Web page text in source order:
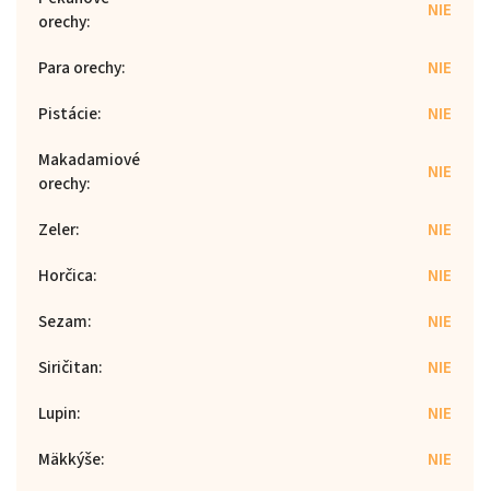
orechy: NIE
Para orechy:
NIE
Pistácie:
NIE
Makadamiové
orechy: NIE
Zeler:
NIE
Horčica:
NIE
Sezam:
NIE
Siričitan:
NIE
Lupin:
NIE
Mäkkýše:
NIE